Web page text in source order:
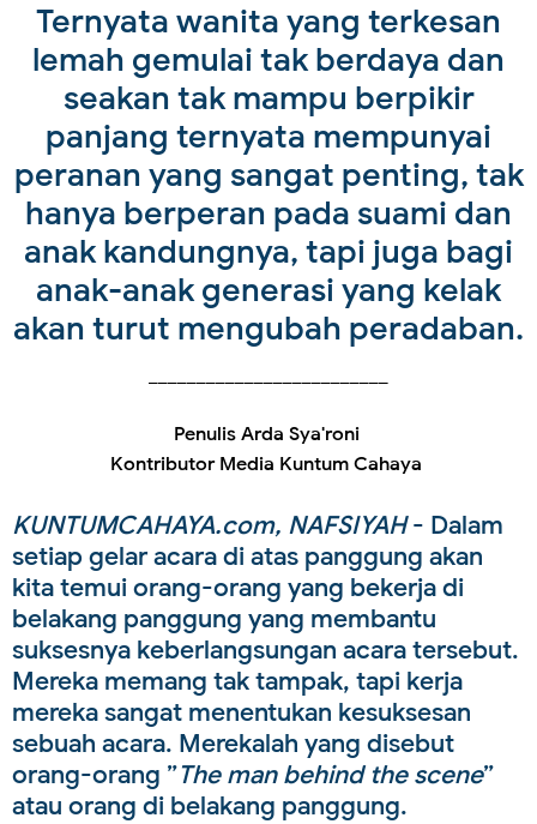
Ternyata wanita yang terkesan
lemah gemulai tak berdaya dan
seakan tak mampu berpikir
panjang ternyata mempunyai
peranan yang sangat penting, tak
hanya berperan pada suami dan
anak kandungnya, tapi juga bagi
anak-anak generasi yang kelak
akan turut mengubah peradaban.
Penulis Arda Sya'roni
Kontributor Media Kuntum Cahaya
KUNTUMCAHAYA.com, NAFSIYAH- Dalam
setiap gelar acara di atas panggung akan
kita temui orang-orang yang bekerja di
belakang panggung yang membantu
suksesnya keberlangsungan acara tersebut.
Mereka memang tak tampak, tapi kerja
mereka sangat menentukan kesuksesan
sebuah acara. Merekalah yang disebut
orang-orang ”The man behind the scene”
atau orang di belakang panggung.